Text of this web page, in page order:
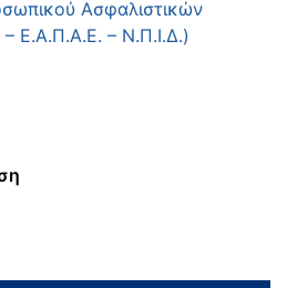
Ασφαλιστικών
– Ε.Α.Π.Α.Ε. – Ν.Π.Ι.Δ.)